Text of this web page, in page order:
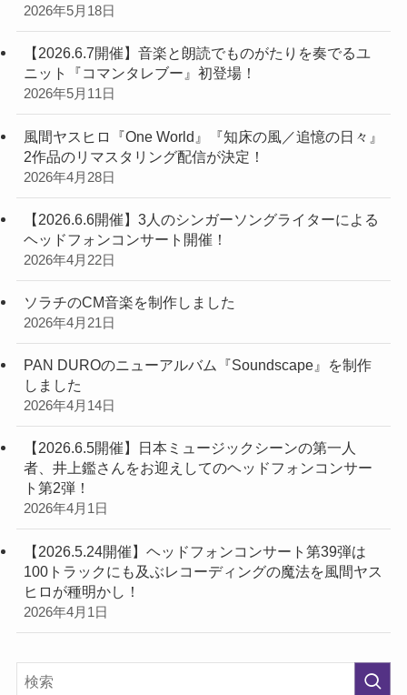
2026年5月18日
【2026.6.7開催】音楽と朗読でものがたりを奏でるユ
ニット『コマンタレブー』初登場！
2026年5月11日
風間ヤスヒロ『One World』『知床の風／追憶の日々』
2作品のリマスタリング配信が決定！
2026年4月28日
【2026.6.6開催】3人のシンガーソングライターによる
ヘッドフォンコンサート開催！
2026年4月22日
ソラチのCM音楽を制作しました
2026年4月21日
PAN DUROのニューアルバム『Soundscape』を制作
しました
2026年4月14日
【2026.6.5開催】日本ミュージックシーンの第一人
者、井上鑑さんをお迎えしてのヘッドフォンコンサー
ト第2弾！
2026年4月1日
【2026.5.24開催】ヘッドフォンコンサート第39弾は
100トラックにも及ぶレコーディングの魔法を風間ヤス
ヒロが種明かし！
2026年4月1日